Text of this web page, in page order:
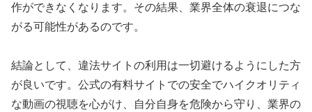
作ができなくなります。その結果、業界全体の衰退につな
がる可能性があるのです。
結論として、違法サイトの利用は一切避けるようにした方
が良いです。公式の有料サイトでの安全でハイクオリティ
な動画の視聴を心がけ、自分自身を危険から守り、業界の